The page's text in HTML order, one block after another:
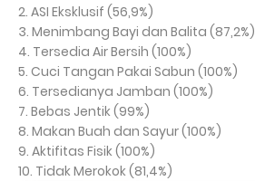
2. ASI Eksklusif (56,9%)
3. Menimbang Bayi dan Balita (87,2%)
4. Tersedia Air Bersih (100%)
5. Cuci Tangan Pakai Sabun (100%)
6. Tersedianya Jamban (100%)
7. Bebas Jentik (99%)
8. Makan Buah dan Sayur (100%)
9. Aktifitas Fisik (100%)
10. Tidak Merokok (81,4%)